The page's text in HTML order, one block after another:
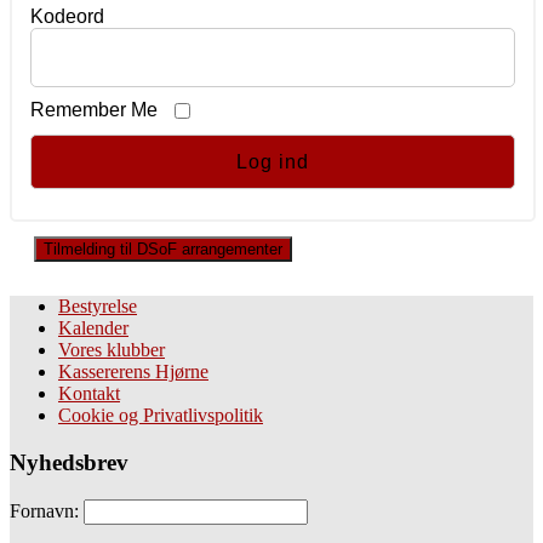
Kodeord
Remember Me
Tilmelding til DSoF arrangementer
Bestyrelse
Kalender
Vores klubber
Kassererens Hjørne
Kontakt
Cookie og Privatlivspolitik
Nyhedsbrev
Fornavn: